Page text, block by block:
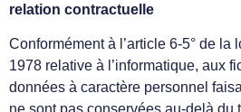
relation contractuelle
Conformément à l’article 6-5° de la
1978 relative à l’informatique, aux
données à caractère personnel
ne sont pas conservées au-delà du